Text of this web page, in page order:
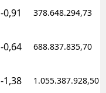
-0,91 378.648.294,73
-0,64 688.837.835,70
-1,38 1.055.387.928,50